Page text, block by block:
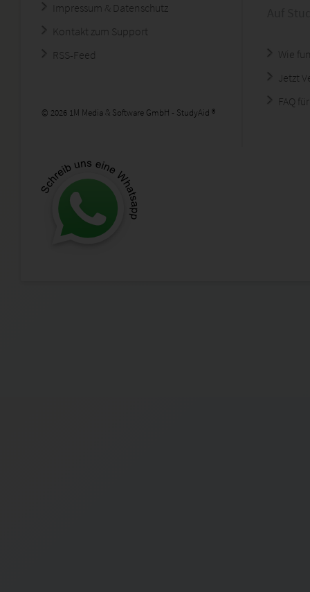
Impressum & Datenschutz
Kontakt zum Support
RSS-Feed
© 2026 1M Media & Software GmbH - StudyAid ®
Wie
Jetzt
FAQ